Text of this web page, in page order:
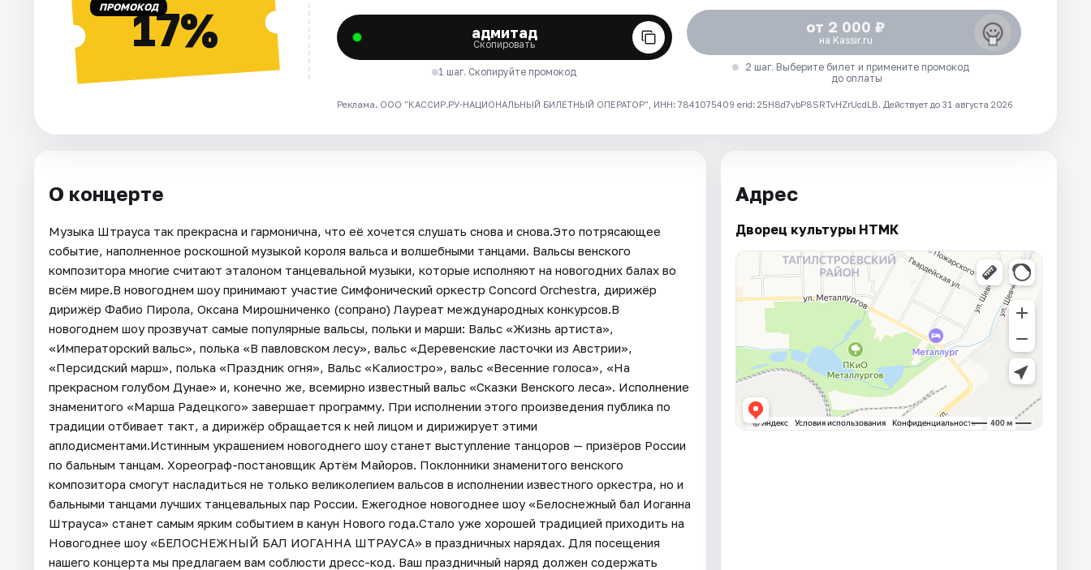
ПРОМОКОД17% адмитад
Скопировать
1 шаг. Скопируйте промокод
от 2 000 ₽
на Kassir.ru
2 шаг. Выберите билет и примените промокод
до оплаты
Реклама. ООО "КАССИР.РУ-НАЦИОНАЛЬНЫЙ БИЛЕТНЫЙ ОПЕРАТОР", ИНН: 7841075409 erid: 25H8d7vbP8SRTvHZrUcdLB. Действует до 31 августа 2026
О концерте
Музыка Штрауса так прекрасна и гармонична, что её хочется слушать снова и снова.Это потрясающее
событие, наполненное роскошной музыкой короля вальса и волшебными танцами. Вальсы венского
композитора многие считают эталоном танцевальной музыки, которые исполняют на новогодних балах во
всём мире.В новогоднем шоу принимают участие Симфонический оркестр Concord Orchestra, дирижёр
дирижёр Фабио Пирола, Оксана Мирошниченко (сопрано) Лауреат международных конкурсов.В
новогоднем шоу прозвучат самые популярные вальсы, польки и марши: Вальс «Жизнь артиста»,
«Императорский вальс», полька «В павловском лесу», вальс «Деревенские ласточки из Австрии»,
«Персидский марш», полька «Праздник огня», Вальс «Калиостро», вальс «Весенние голоса», «На
прекрасном голубом Дунае» и, конечно же, всемирно известный вальс «Сказки Венского леса». Исполнение
знаменитого «Марша Радецкого» завершает программу. При исполнении этого произведения публика по
традиции отбивает такт, а дирижёр обращается к ней лицом и дирижирует этими
аплодисментами.Истинным украшением новогоднего шоу станет выступление танцоров — призёров России
по бальным танцам. Хореограф-постановщик Артём Майоров. Поклонники знаменитого венского
композитора смогут насладиться не только великолепием вальсов в исполнении известного оркестра, но и
бальными танцами лучших танцевальных пар России. Ежегодное новогоднее шоу «Белоснежный бал Иоганна
Штрауса» станет самым ярким событием в канун Нового года.Стало уже хорошей традицией приходить на
Новогоднее шоу «БЕЛОСНЕЖНЫЙ БАЛ ИОГАННА ШТРАУСА» в праздничных нарядах. Для посещения
нашего концерта мы предлагаем вам соблюсти дресс-код. Ваш праздничный наряд должен содержать
Адрес
Дворец культуры НТМК